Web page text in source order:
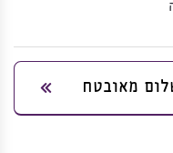
מאובטח